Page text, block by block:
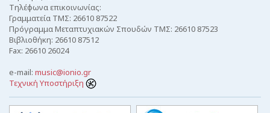
Τηλέφωνα επικοινωνίας:
Γραμματεία ΤΜΣ: 26610 87522
Πρόγραμμα Μεταπτυχιακών Σπουδών ΤΜΣ: 26610 87523
Βιβλιοθήκη: 26610 87512
Fax: 26610 26024
e-mail: music@ionio.gr
Τεχνική Υποστήριξη